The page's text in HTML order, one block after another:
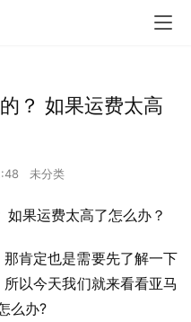
？ 如果运费太高
未分类
果运费太高了怎么办？
肯定也是需要先了解一下
以今天我们就来看看亚马
么办?